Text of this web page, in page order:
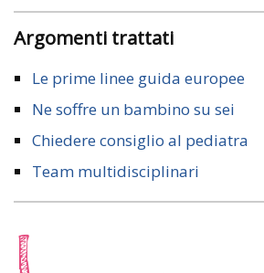
Argomenti trattati
Le prime linee guida europee
Ne soffre un bambino su sei
Chiedere consiglio al pediatra
Team multidisciplinari